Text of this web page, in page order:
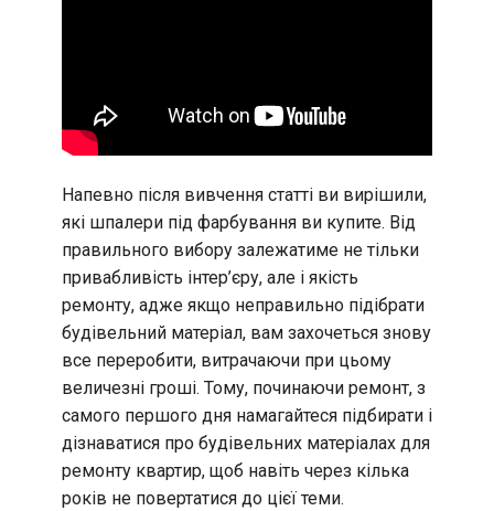
Напевно після вивчення статті ви вирішили,
які шпалери під фарбування ви купите. Від
правильного вибору залежатиме не тільки
привабливість інтер’єру, але і якість
ремонту, адже якщо неправильно підібрати
будівельний матеріал, вам захочеться знову
все переробити, витрачаючи при цьому
величезні гроші. Тому, починаючи ремонт, з
самого першого дня намагайтеся підбирати і
дізнаватися про будівельних матеріалах для
ремонту квартир, щоб навіть через кілька
років не повертатися до цієї теми.